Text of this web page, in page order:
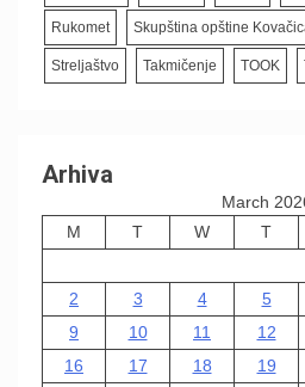
Rukomet Skupština opštine
Streljaštvo Takmičenje TOOK
Arhiva
March
M
T W T
2
3 4 5
9
10 11 12
16
17 18 19